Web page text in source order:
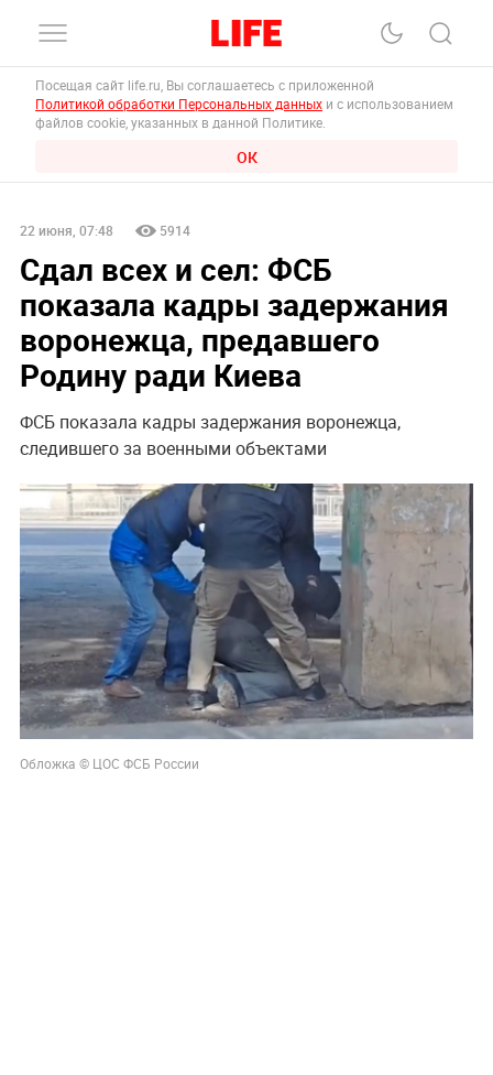
Посещая сайт life.ru, Вы соглашаетесь с приложенной
Политикой обработки Персональных данных и с использованием
файлов cookie, указанных в данной Политике.
ОК
22 июня, 07:48 5914
Сдал всех и сел: ФСБ
показала кадры задержания
воронежца, предавшего
Родину ради Киева
ФСБ показала кадры задержания воронежца,
следившего за военными объектами
Обложка © ЦОС ФСБ России